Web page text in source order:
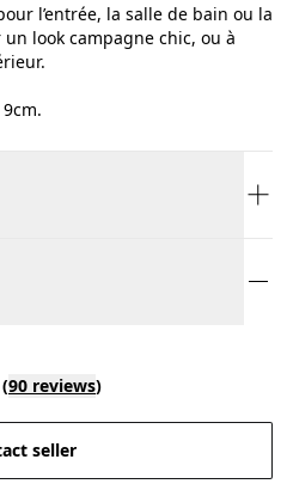
l’entrée, la salle de bain ou la
look campagne chic, ou à
(90 reviews)
seller